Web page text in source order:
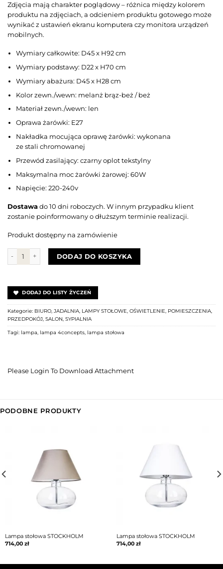
Zdjęcia mają charakter poglądowy – różnica między kolorem
produktu na zdjęciach, a odcieniem produktu gotowego może
wynikać z ustawień ekranu komputera czy monitora urządzeń
mobilnych.
Wymiary całkowite: D45 x H92 cm
Wymiary podstawy: D22 x H70 cm
Wymiary abażura: D45 x H28 cm
Kolor zewn./wewn: melanż brąz-beż / beż
Materiał zewn./wewn: len
Oprawa żarówki: E27
Nakładka mocująca oprawę żarówki: wykonana
ze stali chromowanej
Przewód zasilający: czarny oplot tekstylny
Maksymalna moc żarówki żarowej: 60W
Napięcie: 220-240v
Dostawado 10 dni roboczych. W innym przypadku klient
zostanie poinformowany o dłuższym terminie realizacji.
Produkt dostępny na zamówienie
ilość Lampa Malaga Black Beige
DODAJ DO KOSZYKA
DODAJ DO LISTY ŻYCZEŃ
Kategorie: BIURO, JADALNIA, LAMPY STOŁOWE, OŚWIETLENIE, POMIESZCZENIA,
PRZEDPOKÓJ, SALON, SYPIALNIA
Tagi: lampa, lampa 4concepts, lampa stołowa
Please Login To Download Attachment
PODOBNE PRODUKTY
Lampa stołowa STOCKHOLM
714,00 zł
Lampa stołowa STOCKHOLM
714,00 zł